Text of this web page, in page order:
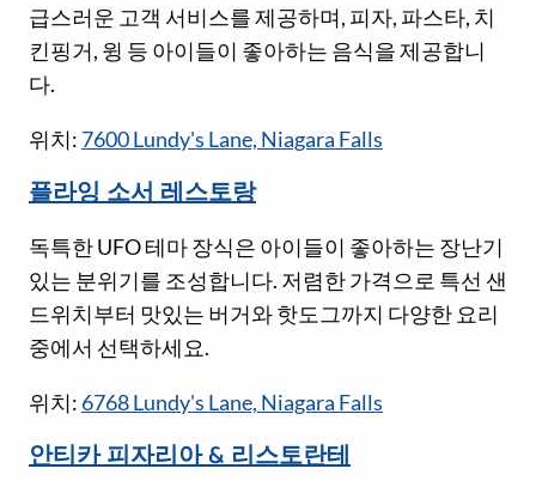
급스러운 고객 서비스를 제공하며, 피자, 파스타, 치
킨핑거, 윙 등 아이들이 좋아하는 음식을 제공합니
다.
위치: 7600 Lundy's Lane, Niagara Falls
플라잉 소서 레스토랑
독특한 UFO 테마 장식은 아이들이 좋아하는 장난기
있는 분위기를 조성합니다. 저렴한 가격으로 특선 샌
드위치부터 맛있는 버거와 핫도그까지 다양한 요리
중에서 선택하세요.
위치: 6768 Lundy's Lane, Niagara Falls
안티카 피자리아 & 리스토란테